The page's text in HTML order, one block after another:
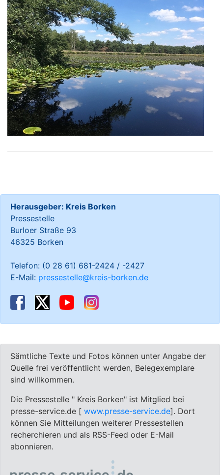
Herausgeber: Kreis Borken
Pressestelle
Burloer Straße 93
46325 Borken
Telefon: (0 28 61) 681-2424 / -2427
E-Mail: pressestelle@kreis-borken.de
Sämtliche Texte und Fotos können unter Angabe der
Quelle frei veröffentlicht werden, Belegexemplare
sind willkommen.
Die Pressestelle " Kreis Borken" ist Mitglied bei
presse-service.de [ www.presse-service.de]. Dort
können Sie Mitteilungen weiterer Pressestellen
recherchieren und als RSS-Feed oder E-Mail
abonnieren.